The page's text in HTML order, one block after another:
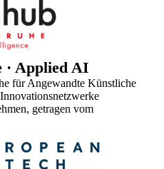
Applied AI
für Angewandte Künstliche
getragen vom